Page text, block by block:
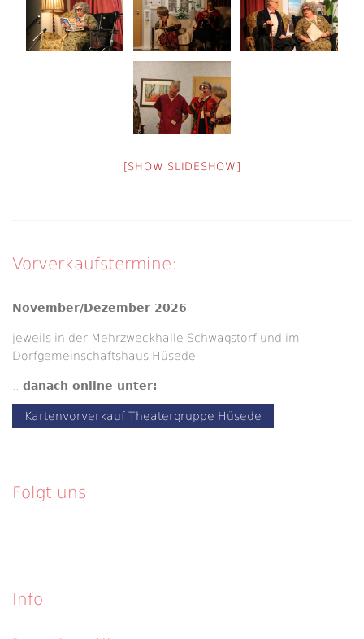
[SHOW SLIDESHOW]
Vorverkaufstermine:
November/Dezember 2026
jeweils in der Mehrzweckhalle Schwagstorf und im
Dorfgemeinschaftshaus Hüsede
danach online unter:
Kartenvorverkauf Theatergruppe Hüsede
Folgt uns
Info